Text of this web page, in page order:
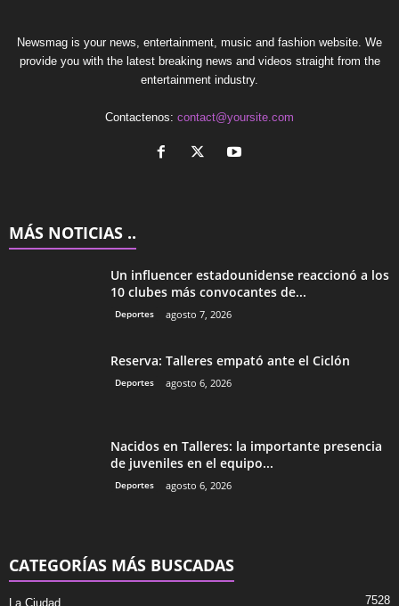
Newsmag is your news, entertainment, music and fashion website. We
provide you with the latest breaking news and videos straight from the
entertainment industry.
Contactenos: contact@yoursite.com
MÁS NOTICIAS ..
Un influencer estadounidense reaccionó a los
10 clubes más convocantes de...
Deportes agosto 7, 2026
Reserva: Talleres empató ante el Ciclón
Deportes agosto 6, 2026
Nacidos en Talleres: la importante presencia
de juveniles en el equipo...
Deportes agosto 6, 2026
CATEGORÍAS MÁS BUSCADAS
La Ciudad 7528